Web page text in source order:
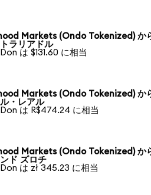
Markets (Ondo Tokenized) か
ラリアドル
は $131.60 に相当
Markets (Ondo Tokenized) か
・レアル
は R$474.24 に相当
Markets (Ondo Tokenized) か
ド ズロチ
は zł 345.23 に相当